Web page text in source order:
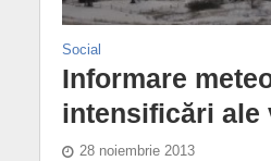
Social
Informare
intensificări ale
28 noiembrie 2013